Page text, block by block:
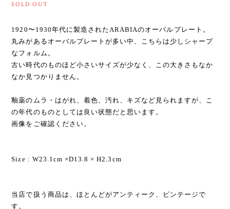
SOLD OUT
1920〜1930年代に製造されたARABIAのオーバルプレート。
丸みがあるオーバルプレートが多い中、こちらは少しシャープ
なフォルム。
古い時代のものほど小さいサイズが少なく、この大きさもなか
なか見つかりません。
釉薬のムラ・はがれ、着色、汚れ、キズなど見られますが、こ
の年代のものとしては良い状態だと思います。
画像をご確認ください。
Size : W23.1cm ×D13.8 × H2.3cm
当店で扱う商品は、ほとんどがアンティーク、ビンテージで
す。